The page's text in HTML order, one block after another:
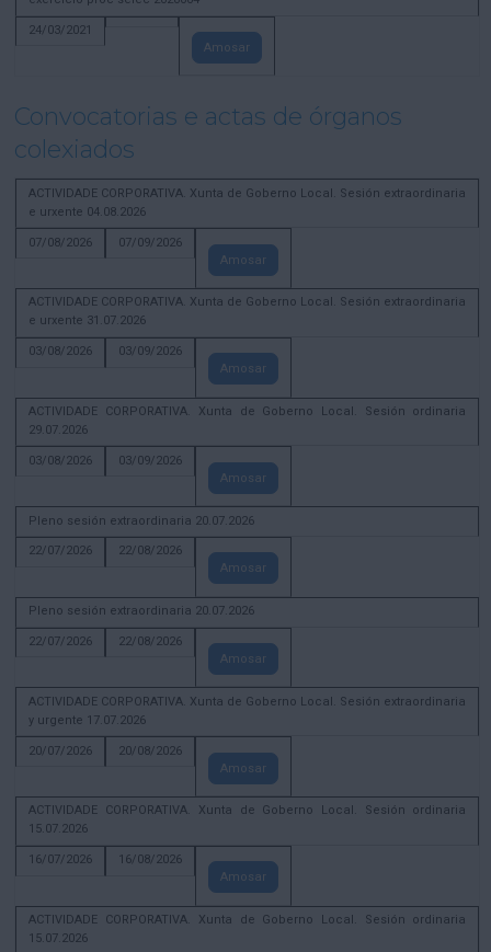
24/03/2021
Amosar
Convocatorias e actas de órganos
colexiados
ACTIVIDADE CORPORATIVA. Xunta de Goberno Local. Sesión extraordinaria
e urxente 04.08.2026
07/08/2026
07/09/2026
Amosar
ACTIVIDADE CORPORATIVA. Xunta de Goberno Local. Sesión extraordinaria
e urxente 31.07.2026
03/08/2026
03/09/2026
Amosar
ACTIVIDADE CORPORATIVA. Xunta de Goberno Local. Sesión ordinaria
29.07.2026
03/08/2026
03/09/2026
Amosar
Pleno sesión extraordinaria 20.07.2026
22/07/2026
22/08/2026
Amosar
Pleno sesión extraordinaria 20.07.2026
22/07/2026
22/08/2026
Amosar
ACTIVIDADE CORPORATIVA. Xunta de Goberno Local. Sesión extraordinaria
y urgente 17.07.2026
20/07/2026
20/08/2026
Amosar
ACTIVIDADE CORPORATIVA. Xunta de Goberno Local. Sesión ordinaria
15.07.2026
16/07/2026
16/08/2026
Amosar
ACTIVIDADE CORPORATIVA. Xunta de Goberno Local. Sesión ordinaria
15.07.2026